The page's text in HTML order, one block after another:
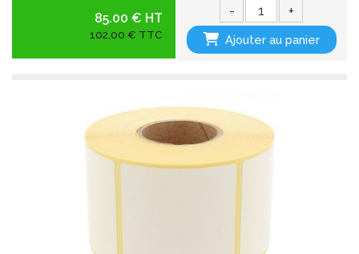
85.00 € HT
102,00 € TTC
- +
Ajouter au panier